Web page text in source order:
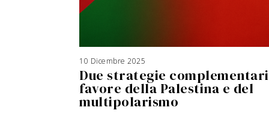
10 Dicembre 2025
g
o
s
t
o
2
0
2
Due strategie
favore della Palestina e del
multipolarismo